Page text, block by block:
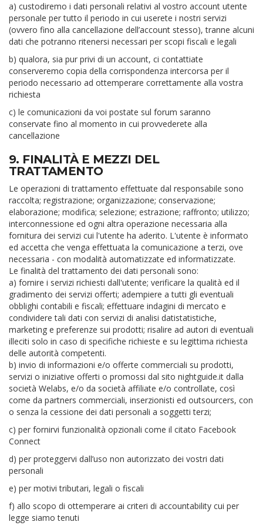
a) custodiremo i dati personali relativi al vostro account utente
personale per tutto il periodo in cui userete i nostri servizi
(ovvero fino alla cancellazione dell’account stesso), tranne alcuni
dati che potranno ritenersi necessari per scopi fiscali e legali
b) qualora, sia pur privi di un account, ci contattiate
conserveremo copia della corrispondenza intercorsa per il
periodo necessario ad ottemperare correttamente alla vostra
richiesta
c) le comunicazioni da voi postate sul forum saranno
conservate fino al momento in cui provvederete alla
cancellazione
9. FINALITÀ E MEZZI DEL
TRATTAMENTO
Le operazioni di trattamento effettuate dal responsabile sono
raccolta; registrazione; organizzazione; conservazione;
elaborazione; modifica; selezione; estrazione; raffronto; utilizzo;
interconnessione ed ogni altra operazione necessaria alla
fornitura dei servizi cui l'utente ha aderito. L'utente è informato
ed accetta che venga effettuata la comunicazione a terzi, ove
necessaria - con modalità automatizzate ed informatizzate.
Le finalità del trattamento dei dati personali sono:
a) fornire i servizi richiesti dall'utente; verificare la qualità ed il
gradimento dei servizi offerti; adempiere a tutti gli eventuali
obblighi contabili e fiscali; effettuare indagini di mercato e
condividere tali dati con servizi di analisi datistatistiche,
marketing e preferenze sui prodotti; risalire ad autori di eventuali
illeciti solo in caso di specifiche richieste e su legittima richiesta
delle autorità competenti.
b) invio di informazioni e/o offerte commerciali su prodotti,
servizi o iniziative offerti o promossi dal sito nightguide.it dalla
società Welabs, e/o da società affiliate e/o controllate, così
come da partners commerciali, inserzionisti ed outsourcers, con
o senza la cessione dei dati personali a soggetti terzi;
c) per fornirvi funzionalità opzionali come il citato Facebook
Connect
d) per proteggervi dall’uso non autorizzato dei vostri dati
personali
e) per motivi tributari, legali o fiscali
f) allo scopo di ottemperare ai criteri di accountability cui per
legge siamo tenuti